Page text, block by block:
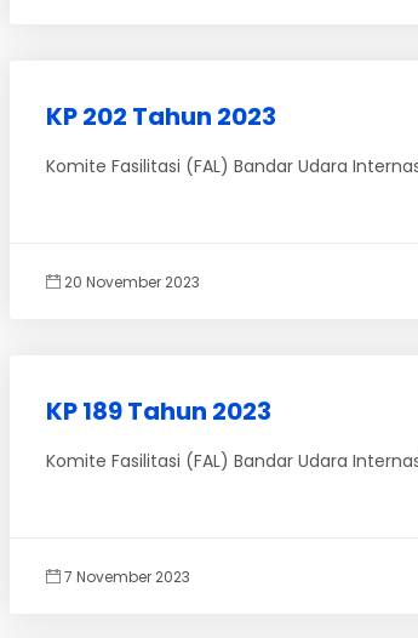
KP 202 Tahun 2023
Komite Fasilitasi (FAL) Bandar Udara
20 November 2023
KP 189 Tahun 2023
Komite Fasilitasi (FAL) Bandar Udara
7 November 2023